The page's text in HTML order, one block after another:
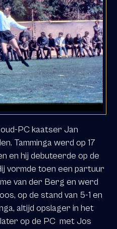
PC kaatser Jan
Tamminga werd op 17
en hij debuteerde op de
vormde toen een partuur
van der Berg en werd
op de stand van 5-1 en
altijd opslager in het
op de PC met Jos